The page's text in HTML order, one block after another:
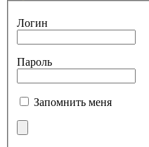
Логин
Пароль
Запомнить меня